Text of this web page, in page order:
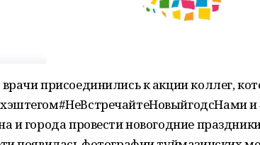
присоединились к акции коллег,
и
и города провести новогодние